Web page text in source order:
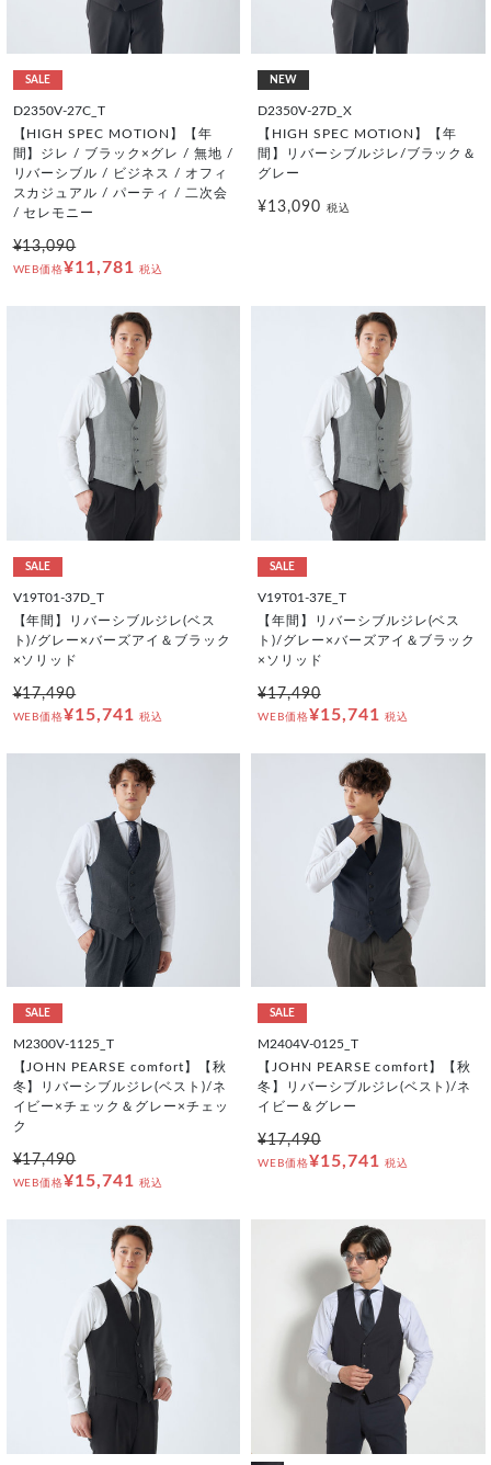
SALE
D2350V-27C_T
【HIGH SPEC MOTION】【年
間】ジレ / ブラック×グレ / 無地 /
リバーシブル / ビジネス / オフィ
スカジュアル / パーティ / 二次会
/ セレモニー
¥13,090
WEB価格¥11,781 税込
NEW
D2350V-27D_X
【HIGH SPEC MOTION】【年
間】リバーシブルジレ/ブラック＆
グレー
¥13,090 税込
SALE
V19T01-37D_T
【年間】リバーシブルジレ(ベス
ト)/グレー×バーズアイ＆ブラック
×ソリッド
¥17,490
WEB価格¥15,741 税込
SALE
V19T01-37E_T
【年間】リバーシブルジレ(ベス
ト)/グレー×バーズアイ＆ブラック
×ソリッド
¥17,490
WEB価格¥15,741 税込
SALE
M2300V-1125_T
【JOHN PEARSE comfort】【秋
冬】リバーシブルジレ(ベスト)/ネ
イビー×チェック＆グレー×チェッ
ク
¥17,490
WEB価格¥15,741 税込
SALE
M2404V-0125_T
【JOHN PEARSE comfort】【秋
冬】リバーシブルジレ(ベスト)/ネ
イビー＆グレー
¥17,490
WEB価格¥15,741 税込